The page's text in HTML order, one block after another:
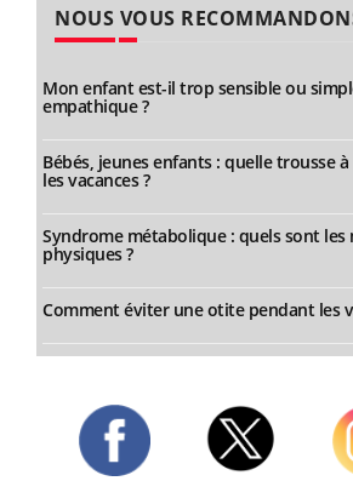
NOUS VOUS
Mon enfant est-il trop sensible ou
empathique ?
Bébés, jeunes enfants : quelle trousse
les vacances ?
Syndrome métabolique : quels sont les
physiques ?
Comment éviter une otite pendant les